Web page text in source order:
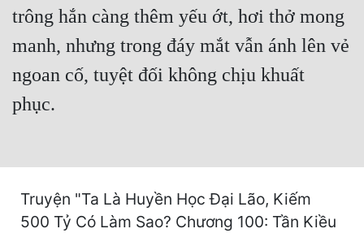
Hệ Thống
Học Đường
Khoa Huyễn
Khoa Huyễn Không Gian
Kỳ Huyễn
trông hắn càng thêm yếu ớt, hơi thở mong
manh, nhưng trong đáy mắt vẫn ánh lên vẻ
ngoan cố, tuyệt đối không chịu khuất
phục.
Truyện "Ta Là Huyền Học Đại Lão, Kiếm
500 Tỷ Có Làm Sao? Chương 100: Tần Kiều